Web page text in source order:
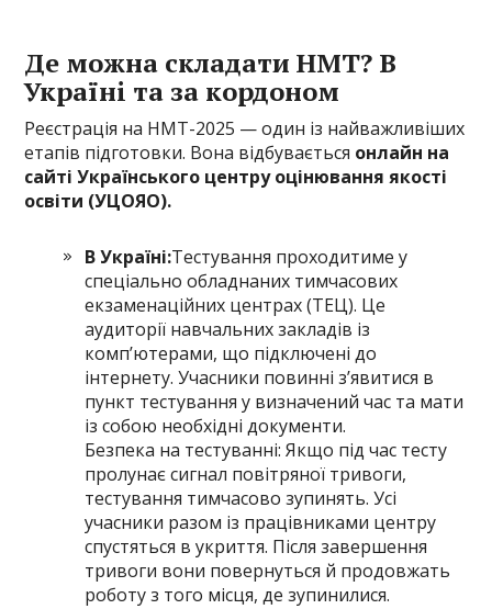
Де можна складати НМТ? В
Україні та за кордоном
Реєстрація на НМТ-2025 — один із найважливіших
етапів підготовки. Вона відбувається онлайн на
сайті Українського центру оцінювання якості
освіти (УЦОЯО).
В Україні:Тестування проходитиме у
спеціально обладнаних тимчасових
екзаменаційних центрах (ТЕЦ). Це
аудиторії навчальних закладів із
комп’ютерами, що підключені до
інтернету. Учасники повинні з’явитися в
пункт тестування у визначений час та мати
із собою необхідні документи.
Безпека на тестуванні: Якщо під час тесту
пролунає сигнал повітряної тривоги,
тестування тимчасово зупинять. Усі
учасники разом із працівниками центру
спустяться в укриття. Після завершення
тривоги вони повернуться й продовжать
роботу з того місця, де зупинилися.